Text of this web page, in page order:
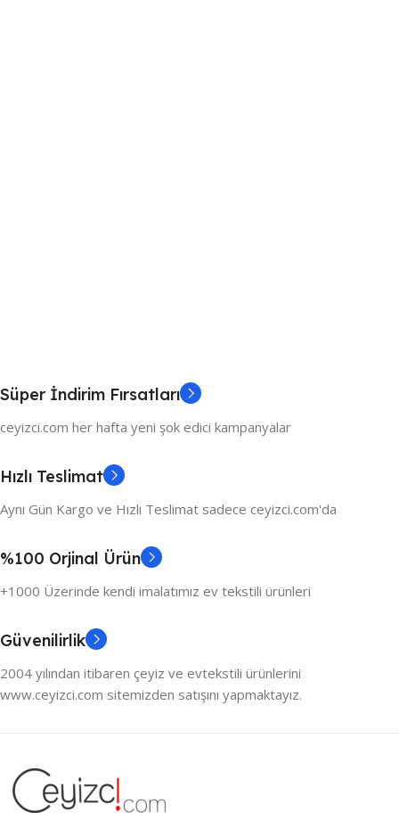
Süper İndirim Fırsatları
ceyizci.com her hafta yeni şok edici kampanyalar
Hızlı Teslimat
Aynı Gün Kargo ve Hızlı Teslimat sadece ceyizci.com'da
%100 Orjinal Ürün
+1000 Üzerinde kendi imalatımız ev tekstili ürünleri
Güvenilirlik
2004 yılından itibaren çeyiz ve evtekstili ürünlerini
www.ceyizci.com sitemizden satışını yapmaktayız.